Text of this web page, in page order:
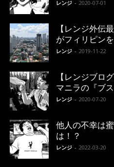
レンジ - 2020-07-01
【レンジ外伝
がフィリピン
レンジ - 2019-11-22
【レンジブロ
マニラの『ブ
レンジ - 2020-07-20
他人の不幸は
は！？
レンジ - 2022-03-20